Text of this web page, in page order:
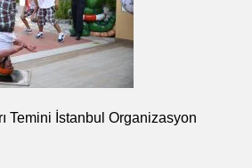
Temini İstanbul Organizasyon